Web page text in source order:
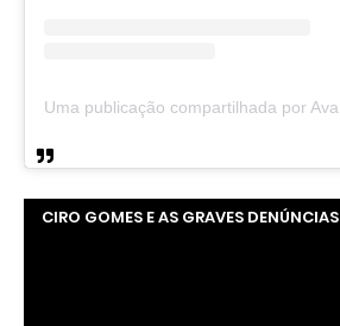
CIRO GOMES E AS GRAVES DENÚNCIAS